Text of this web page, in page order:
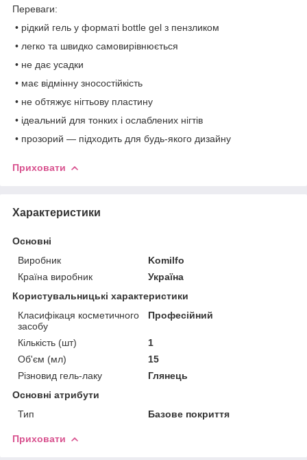
Переваги:
• рідкий гель у форматі bottle gel з пензликом
• легко та швидко самовирівнюється
• не дає усадки
• має відмінну зносостійкість
• не обтяжує нігтьову пластину
• ідеальний для тонких і ослаблених нігтів
• прозорий — підходить для будь-якого дизайну
Приховати
Характеристики
Основні
Виробник
Komilfo
Країна виробник
Україна
Користувальницькі характеристики
Класифікаця косметичного
засобу
Професійний
Кількість (шт)
1
Об'єм (мл)
15
Різновид гель-лаку
Глянець
Основні атрибути
Тип
Базове покриття
Приховати